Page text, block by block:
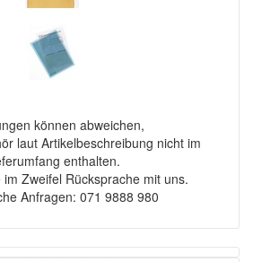
können abweichen,
laut Artikelbeschreibung nicht im
enthalten.
im Zweifel Rücksprache mit uns.
Anfragen: 071 9888 980